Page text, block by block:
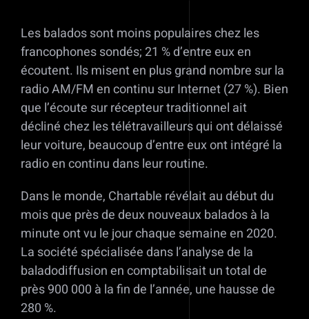
Les balados sont moins populaires chez les
francophones sondés; 21 % d’entre eux en
écoutent. Ils misent en plus grand nombre sur la
radio AM/FM en continu sur Internet (27 %). Bien
que l’écoute sur récepteur traditionnel ait
décliné chez les télétravailleurs qui ont délaissé
leur voiture, beaucoup d’entre eux ont intégré la
radio en continu dans leur routine.
Dans le monde, Chartable révélait au début du
mois que près de deux nouveaux balados à la
minute ont vu le jour chaque semaine en 2020.
La société spécialisée dans l’analyse de la
baladodiffusion en comptabilisait un total de
près 900 000 à la fin de l’année, une hausse de
280 %.